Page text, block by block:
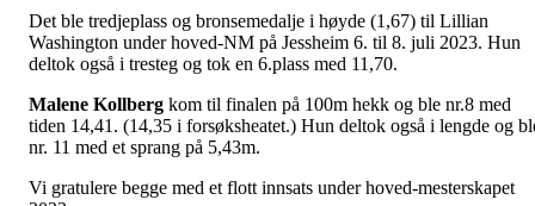
Det ble tredjeplass og bronsemedalje i høyde (1,67) til Lillian
Washington under hoved-NM på Jessheim 6. til 8. juli 2023. Hun
deltok også i tresteg og tok en 6.plass med 11,70.
Malene Kollberg kom til finalen på 100m hekk og ble nr.8 med
tiden 14,41. (14,35 i forsøksheatet.) Hun deltok også i lengde og
nr. 11 med et sprang på 5,43m.
Vi gratulere begge med et flott innsats under hoved-mesterskapet